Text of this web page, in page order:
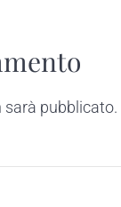
sarà pubblicato.